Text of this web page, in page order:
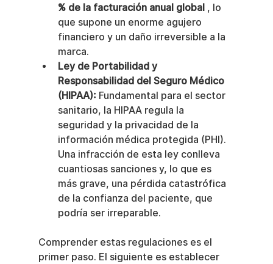
% de la facturación anual global , lo
que supone un enorme agujero
financiero y un daño irreversible a la
marca.
Ley de Portabilidad y
Responsabilidad del Seguro Médico
(HIPAA): Fundamental para el sector
sanitario, la HIPAA regula la
seguridad y la privacidad de la
información médica protegida (PHI).
Una infracción de esta ley conlleva
cuantiosas sanciones y, lo que es
más grave, una pérdida catastrófica
de la confianza del paciente, que
podría ser irreparable.
Comprender estas regulaciones es el
primer paso. El siguiente es establecer